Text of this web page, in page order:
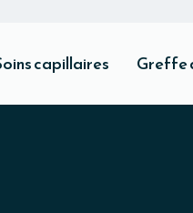
capillaires Greffe